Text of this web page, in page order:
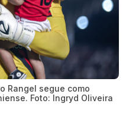
Rangel segue como
Foto: Ingryd Oliveira